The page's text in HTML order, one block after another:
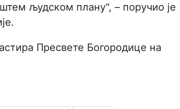
људском плану", – поручио је
Пресвете Богородице на